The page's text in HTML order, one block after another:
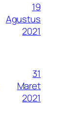
19
Agustus
2021
31
Maret
2021